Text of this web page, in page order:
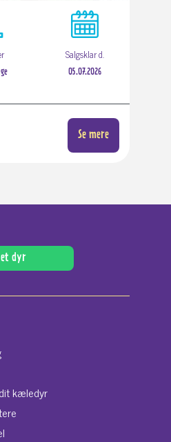
Salgsklar d.
05.07.2026
Se mere
et dyr
kæledyr